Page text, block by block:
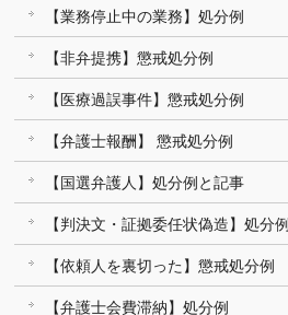
【業務停止中の業務】処分例
【非弁提携】懲戒処分例
【医療過誤事件】懲戒処分例
【弁護士報酬】 懲戒処分例
【国選弁護人】処分例と記事
【判決文・証拠委任状偽造】処分例
【依頼人を裏切った】懲戒処分例
【弁護士会費滞納】処分例